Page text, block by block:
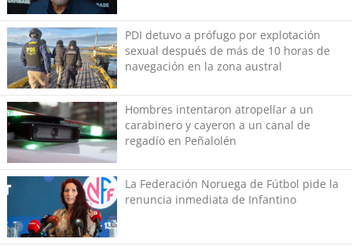
PDI detuvo a prófugo por explotación
sexual después de más de 10 horas de
navegación en la zona austral
Hombres intentaron atropellar a un
carabinero y cayeron a un canal de
regadío en Peñalolén
La Federación Noruega de Fútbol pide la
renuncia inmediata de Infantino